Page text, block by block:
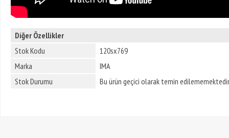
Diğer Özellikler
Stok Kodu
120sx769
Marka
IMA
Stok Durumu
Bu ürün geçici olarak temin